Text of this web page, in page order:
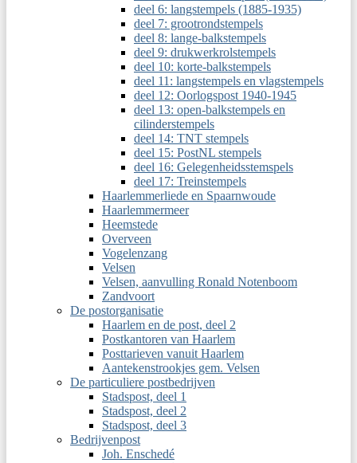
deel 6: langstempels (1885-1935)
deel 7: grootrondstempels
deel 8: lange-balkstempels
deel 9: drukwerkrolstempels
deel 10: korte-balkstempels
deel 11: langstempels en vlagstempels
deel 12: Oorlogspost 1940-1945
deel 13: open-balkstempels en
cilinderstempels
deel 14: TNT stempels
deel 15: PostNL stempels
deel 16: Gelegenheidsstemspels
deel 17: Treinstempels
Haarlemmerliede en Spaarnwoude
Haarlemmermeer
Heemstede
Overveen
Vogelenzang
Velsen
Velsen, aanvulling Ronald Notenboom
Zandvoort
De postorganisatie
Haarlem en de post, deel 2
Postkantoren van Haarlem
Posttarieven vanuit Haarlem
Aantekenstrookjes gem. Velsen
De particuliere postbedrijven
Stadspost, deel 1
Stadspost, deel 2
Stadspost, deel 3
Bedrijvenpost
Joh. Enschedé